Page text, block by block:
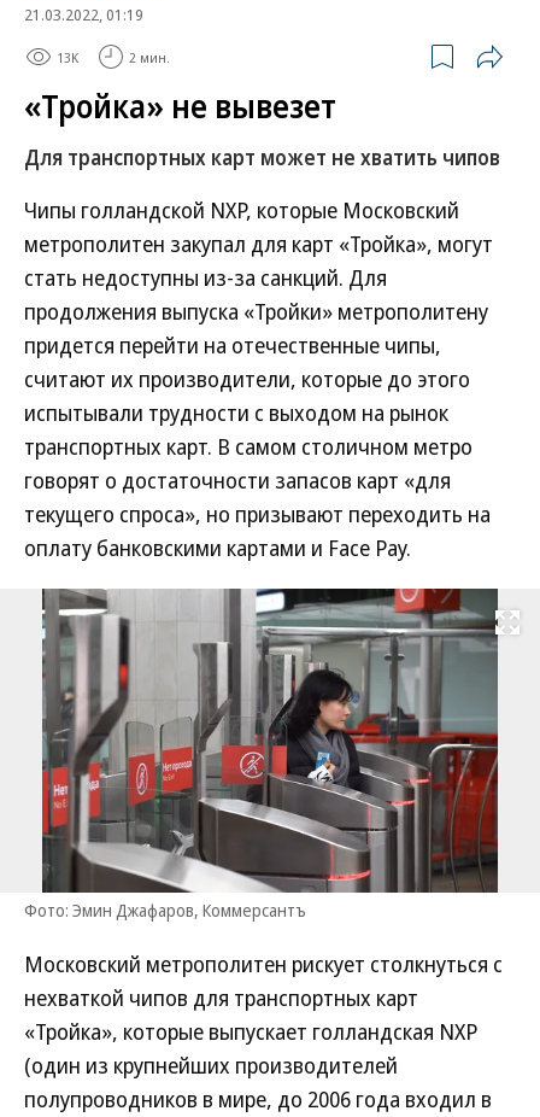
21.03.2022, 01:19
13K 2 мин.
«Тройка» не вывезет
Для транспортных карт может не хватить чипов
Чипы голландской NXP, которые Московский
метрополитен закупал для карт «Тройка», могут
стать недоступны из-за санкций. Для
продолжения выпуска «Тройки» метрополитену
придется перейти на отечественные чипы,
считают их производители, которые до этого
испытывали трудности с выходом на рынок
транспортных карт. В самом столичном метро
говорят о достаточности запасов карт «для
текущего спроса», но призывают переходить на
оплату банковскими картами и Face Pay.
Развернуть
Фото: Эмин Джафаров, Коммерсантъ
Московский метрополитен рискует столкнуться с
нехваткой чипов для транспортных карт
«Тройка», которые выпускает голландская NXP
(один из крупнейших производителей
полупроводников в мире, до 2006 года входил в